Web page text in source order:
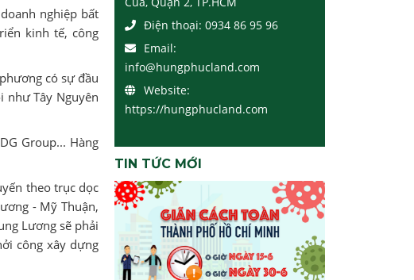
nghiệp bất
kinh tế, công
có sự đầu
như Tây Nguyên
Group... Hàng
theo trục dọc
- Mỹ Thuận,
Lương sẽ phải
công xây dựng
Điện thoại:0934 86 95 96
Email:
info@hungphucland.com
Website:
https://hungphucland.com
TIN TỨC MỚI